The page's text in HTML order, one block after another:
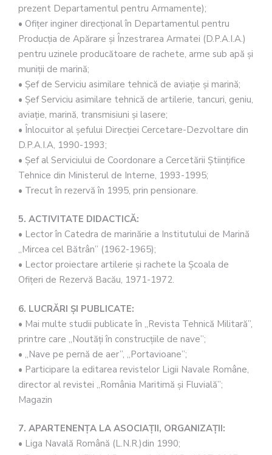
prezent Departamentul pentru Armamente);
• Ofiţer inginer direcţional în Departamentul pentru
Producţia de Apărare şi Înzestrarea Armatei (D.P.A.I.A.)
pentru uzinele producătoare de rachete, arme sub apă şi
muniţii de marină;
• Şef de Serviciu asimilare tehnică de aviaţie şi marină;
• Şef Serviciu asimilare tehnică de artilerie, tancuri, geniu,
aviaţie, marină, transmisiuni şi lasere;
• Înlocuitor al şefului Direcţiei Cercetare-Dezvoltare din
D.P.A.I.A, 1990-1993;
• Şef al Serviciului de Coordonare a Cercetării Ştiinţifice
Tehnice din Ministerul de Interne, 1993-1995;
• Trecut în rezervă în 1995, prin pensionare.
5. ACTIVITATE DIDACTICĂ:
• Lector în Catedra de marinărie a Institutului de Marină
„Mircea cel Bătrân” (1962-1965);
• Lector proiectare artilerie şi rachete la Şcoala de
Ofiţeri de Rezervă Bacău, 1971-1972.
6. LUCRĂRI ŞI PUBLICATE:
• Mai multe studii publicate în „Revista Tehnică Militară”,
printre care „Noutăţi în construcţiile de nave”;
• „Nave pe pernă de aer”, „Portavioane”;
• Participare la editarea revistelor Ligii Navale Române,
director al revistei „România Maritimă şi Fluvială”;
Magazin
7. APARTENENŢA LA ASOCIAŢII, ORGANIZAŢII:
• Liga Navală Română (L.N.R.)din 1990;